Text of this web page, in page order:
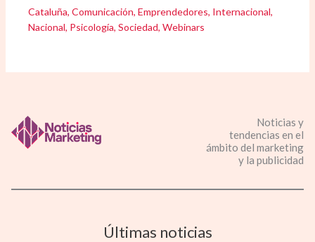
Cataluña,Comunicación,Emprendedores, Internacional,
Nacional, Psicología,Sociedad,Webinars
Noticias y
tendencias en el
ámbito del marketing
y la publicidad
Últimas noticias